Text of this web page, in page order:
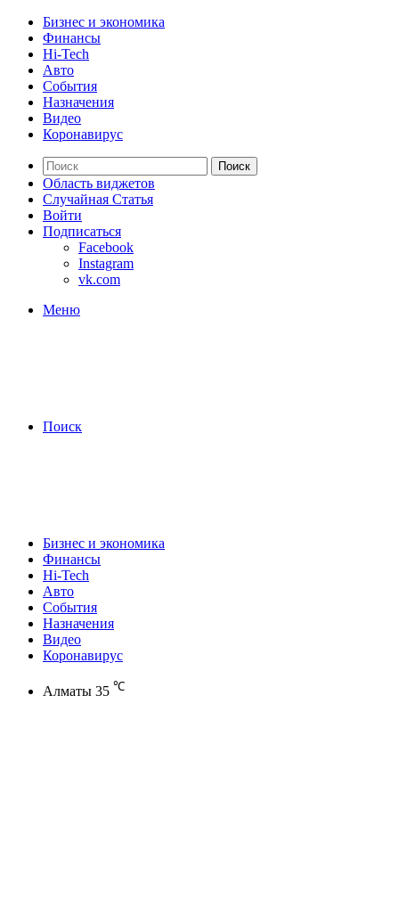
Бизнес и экономика
Финансы
Hi-Tech
Авто
События
Назначения
Видео
Коронавирус
Поиск
Область виджетов
Случайная Статья
Войти
Подписаться
Facebook
Instagram
vk.com
Меню
Поиск
Бизнес и экономика
Финансы
Hi-Tech
Авто
События
Назначения
Видео
Коронавирус
Алматы 35 ℃